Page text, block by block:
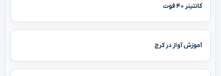
کانتینر ۴۰ فوت
آموزش آواز در کرج